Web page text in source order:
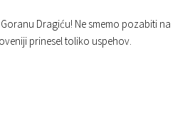
Dragiću! Ne smemo pozabiti na
prinesel toliko uspehov.